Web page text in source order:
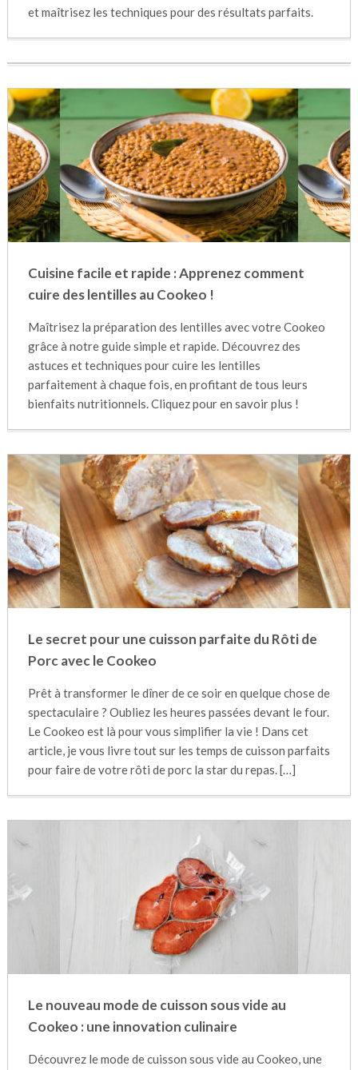
et maîtrisez les techniques pour des résultats parfaits.
Cuisine facile et rapide : Apprenez comment
cuire des lentilles au Cookeo !
Maîtrisez la préparation des lentilles avec votre Cookeo
grâce à notre guide simple et rapide. Découvrez des
astuces et techniques pour cuire les lentilles
parfaitement à chaque fois, en profitant de tous leurs
bienfaits nutritionnels. Cliquez pour en savoir plus !
Le secret pour une cuisson parfaite du Rôti de
Porc avec le Cookeo
Prêt à transformer le dîner de ce soir en quelque chose de
spectaculaire ? Oubliez les heures passées devant le four.
Le Cookeo est là pour vous simplifier la vie ! Dans cet
article, je vous livre tout sur les temps de cuisson parfaits
pour faire de votre rôti de porc la star du repas. […]
Le nouveau mode de cuisson sous vide au
Cookeo : une innovation culinaire
Découvrez le mode de cuisson sous vide au Cookeo, une